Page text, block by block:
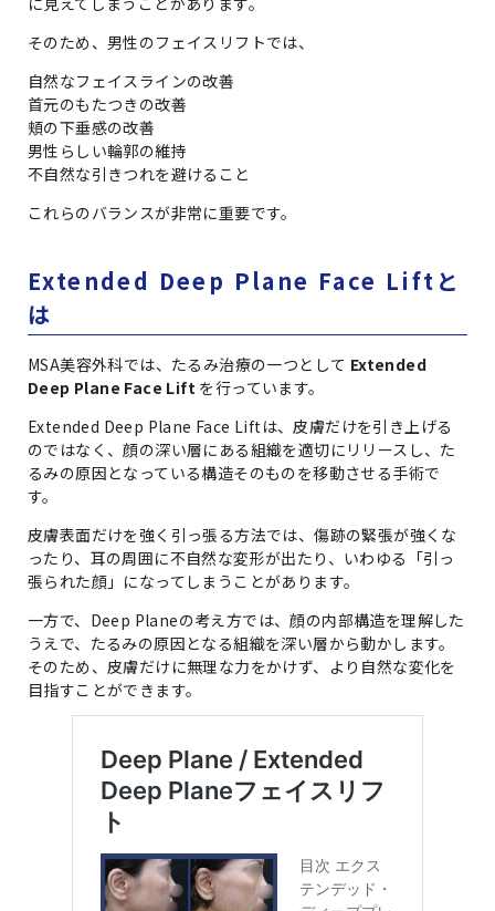
そのため、男性のフェイスリフトでは、
自然なフェイスラインの改善
首元のもたつきの改善
頬の下垂感の改善
男性らしい輪郭の維持
不自然な引きつれを避けること
これらのバランスが非常に重要です。
Extended Deep Plane Face Liftと
は
MSA美容外科では、たるみ治療の一つとして Extended
Deep Plane Face Lift を行っています。
Extended Deep Plane Face Liftは、皮膚だけを引き上げる
のではなく、顔の深い層にある組織を適切にリリースし、た
るみの原因となっている構造そのものを移動させる手術で
す。
皮膚表面だけを強く引っ張る方法では、傷跡の緊張が強くな
ったり、耳の周囲に不自然な変形が出たり、いわゆる「引っ
張られた顔」になってしまうことがあります。
一方で、Deep Planeの考え方では、顔の内部構造を理解した
うえで、たるみの原因となる組織を深い層から動かします。
そのため、皮膚だけに無理な力をかけず、より自然な変化を
目指すことができます。